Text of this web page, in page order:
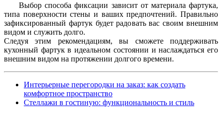
Выбор способа фиксации зависит от материала фартука,
типа поверхности стены и ваших предпочтений. Правильно
зафиксированный фартук будет радовать вас своим внешним
видом и служить долго.
Следуя этим рекомендациям, вы сможете поддерживать
кухонный фартук в идеальном состоянии и наслаждаться его
внешним видом на протяжении долгого времени.
Интерьерные перегородки на заказ: как создать
комфортное пространство
Стеллажи в гостиную: функциональность и стиль